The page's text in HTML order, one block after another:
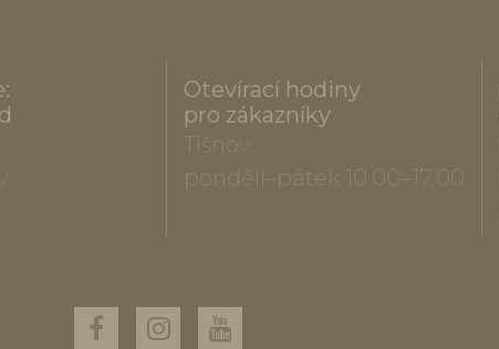
Otevírací hodiny
pro zákazníky
Tišnov
pondělí–pátek 10.00–17.00